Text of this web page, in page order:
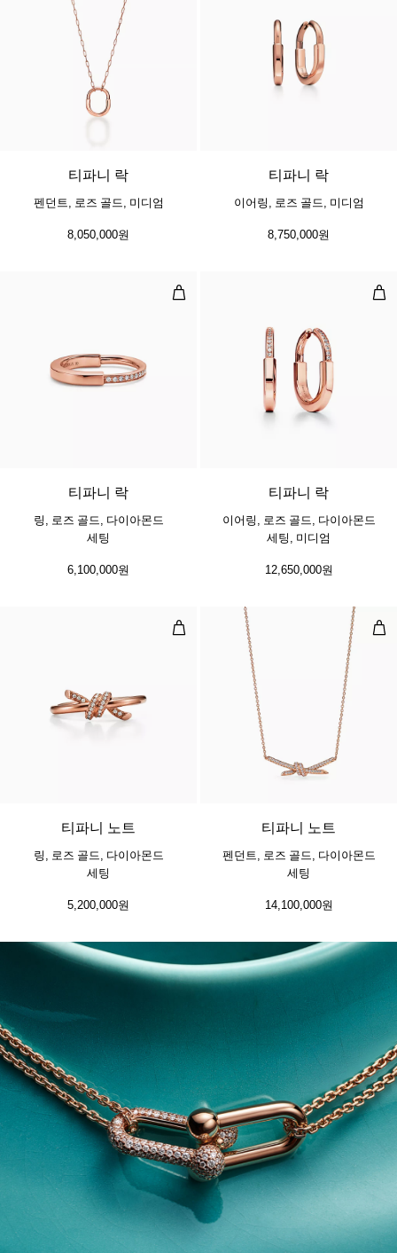
티파니 락
펜던트, 로즈 골드, 미디엄
8,050,000원
티파니 락
이어링, 로즈 골드, 미디엄
8,750,000원
링, 로즈 골드, 다이아몬드 세팅
티파니 락
링, 로즈 골드, 다이아몬드
세팅
6,100,000원
이
티파니 락
이어링, 로즈 골드, 다이아몬드
세팅, 미디엄
12,650,000원
링, 로즈 골드, 다이아몬드 세팅
3 소재
티파니 노트
링, 로즈 골드, 다이아몬드
세팅
5,200,000원
펜
티파니 노트
펜던트, 로즈 골드, 다이아몬드
세팅
14,100,000원